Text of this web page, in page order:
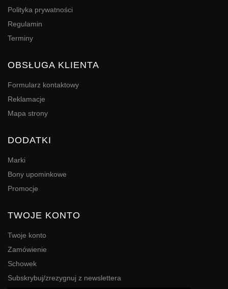
Polityka prywatności
Regulamin
Terminy
OBSŁUGA KLIENTA
Formularz kontaktowy
Reklamacje
Mapa strony
DODATKI
Marki
Bony upominkowe
Promocje
TWOJE KONTO
Twoje konto
Zamówienie
Schowek
Subskrybuj/zrezygnuj z newslettera